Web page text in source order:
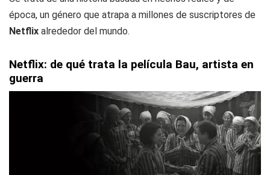
época, un género que atrapa a millones de suscriptores de
Netflix alrededor del mundo.
Netflix: de qué trata la película Bau, artista en
guerra